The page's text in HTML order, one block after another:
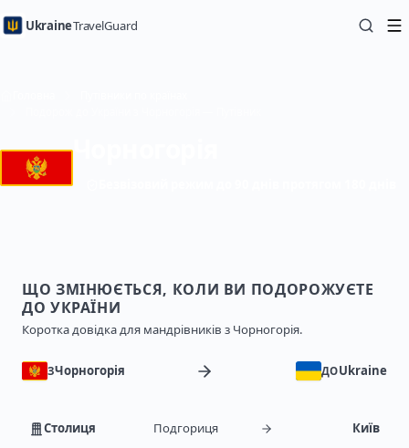
UkraineTravelGuard
ЩО ЗМІНЮЄТЬСЯ, КОЛИ ВИ ПОДОРОЖУЄТЕ
ДО УКРАЇНИ
Коротка довідка для мандрівників з Чорногорія.
ЗЧорногорія ДОUkraine
Столиця Подгориця Київ